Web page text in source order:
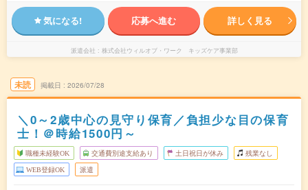
気になる! 応募へ進む 詳しく見る
派遣会社 株式会社ウィルオブ・ワーク キッズケア事業部
未読 掲載日 2026/07/28
＼0～2歳中心の見守り保育／負担少な目の保育
士！＠時給1500円～
職種未経験OK 交通費別途支給あり 土日祝日が休み 残業なし
WEB登録OK 派遣